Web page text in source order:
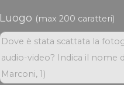
Luogo (max 200 caratteri)